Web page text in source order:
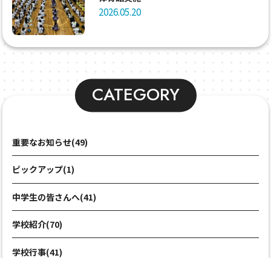
2026.05.20
CATEGORY
重要なお知らせ(49)
ピックアップ(1)
中学生の皆さんへ(41)
学校紹介(70)
学校行事(41)